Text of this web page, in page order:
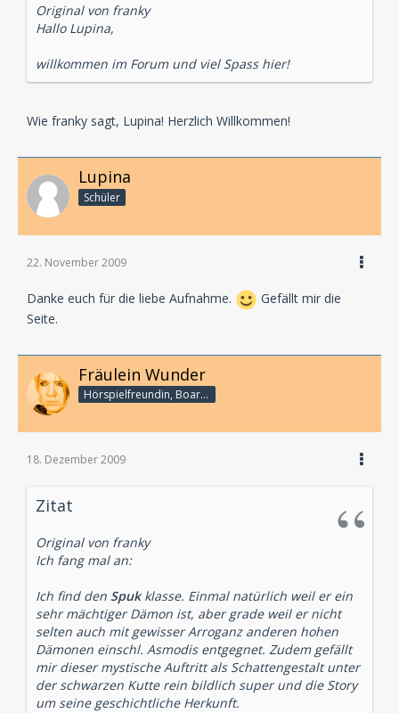
Original von franky
Hallo Lupina,
willkommen im Forum und viel Spass hier!
Wie franky sagt, Lupina! Herzlich Willkommen!
Lupina
Schüler
22. November 2009
Danke euch für die liebe Aufnahme.
Gefällt mir die
Seite.
Fräulein Wunder
Hörspielfreundin, Boarderlinerin & Tonbandgedächtnis
18. Dezember 2009
Zitat
Original von franky
Ich fang mal an:
Ich find den Spukklasse. Einmal natürlich weil er ein
sehr mächtiger Dämon ist, aber grade weil er nicht
selten auch mit gewisser Arroganz anderen hohen
Dämonen einschl. Asmodis entgegnet. Zudem gefällt
mir dieser mystische Auftritt als Schattengestalt unter
der schwarzen Kutte rein bildlich super und die Story
um seine geschichtliche Herkunft.